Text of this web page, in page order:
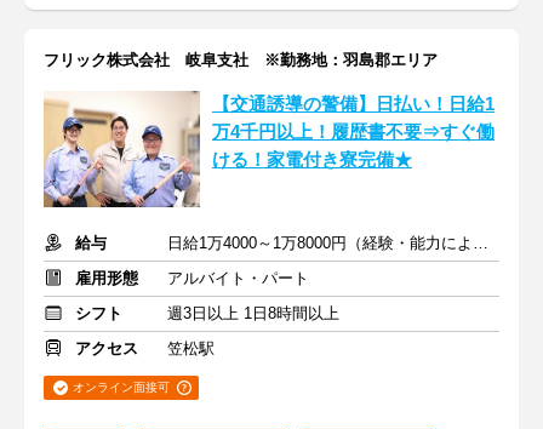
フリック株式会社 岐阜支社 ※勤務地：羽島郡エリア
【交通誘導の警備】日払い！日給1
万4千円以上！履歴書不要⇒すぐ働
ける！家電付き寮完備★
給与
日給1万4000～1万8000円（経験・能力による）
雇用形態
アルバイト・パート
シフト
週3日以上 1日8時間以上
アクセス
笠松駅
オンライン面接可